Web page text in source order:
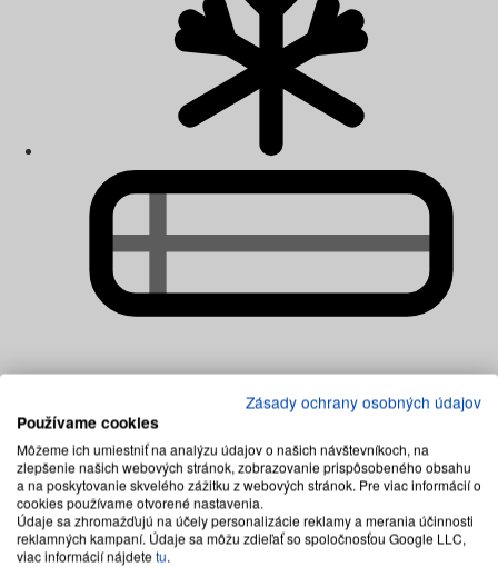
Zásady ochrany osobných údajov
Používame cookies
Môžeme ich umiestniť na analýzu údajov o našich návštevníkoch, na
zlepšenie našich webových stránok, zobrazovanie prispôsobeného obsahu
a na poskytovanie skvelého zážitku z webových stránok. Pre viac informácií o
cookies používame otvorené nastavenia.
Údaje sa zhromažďujú na účely personalizácie reklamy a merania účinnosti
reklamných kampaní. Údaje sa môžu zdieľať so spoločnosťou Google LLC,
viac informácií nájdetetu.